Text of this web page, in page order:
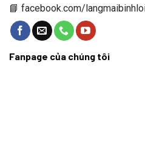
📘 facebook.com/
Fanpage của chúng tôi